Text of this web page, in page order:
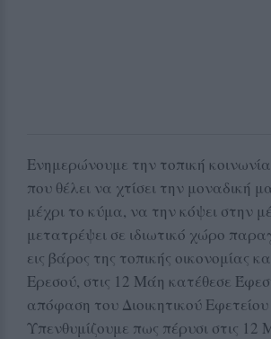
Ενημερώνουμε την τοπική κοινωνία
που θέλει να χτίσει την μοναδική
μέχρι το κύμα, να την κόψει στην
μετατρέψει σε ιδιωτικό χώρο
εις βάρος της τοπικής οικονομίας
Ερεσού, στις 12 Μάη κατέθεσε
απόφαση του Διοικητικού
Υπενθυμίζουμε πως πέρυσι στις 12